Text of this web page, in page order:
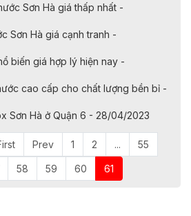
Sơn Hà giá thấp nhất -
Sơn Hà giá cạnh tranh -
biến giá hợp lý hiện nay -
cao cấp cho chất lượng bền bỉ -
Sơn Hà ở Quận 6 - 28/04/2023
Prev 1 2 ... 55
58 59 60 61